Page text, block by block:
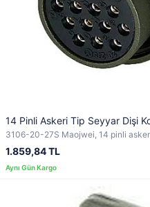
14 Pinli Askeri Tip Seyyar Dişi
3106-20-27S Maojwei, 14 pinli
1.859,84 TL